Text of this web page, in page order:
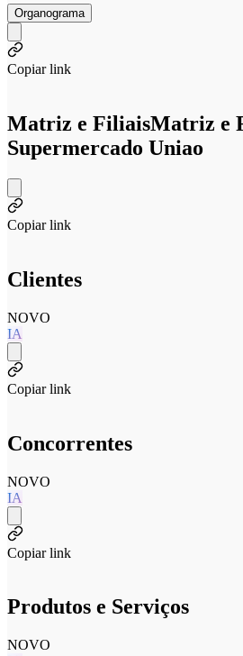
Organograma
Copiar link
Matriz e FiliaisMatriz e
Supermercado Uniao
Copiar link
Clientes
NOVO
IA
Copiar link
Concorrentes
NOVO
IA
Copiar link
Produtos e Serviços
NOVO